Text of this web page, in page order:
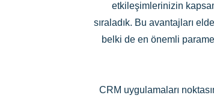
etkileşimlerinizin
sıraladık. Bu avantajları
belki de en önemli
CRM uygulamaları